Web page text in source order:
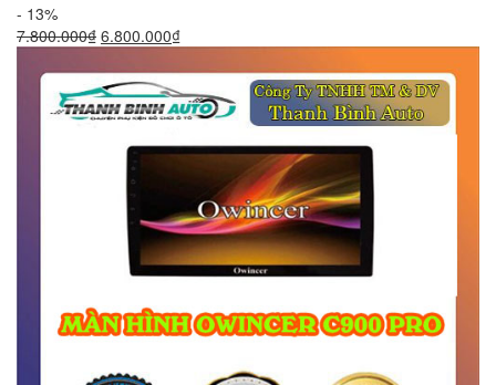
- 13%
7.800.000₫ Giá
là:
7.800.000₫.
6.800.000₫Giá
tại
là:
6.800.000₫.